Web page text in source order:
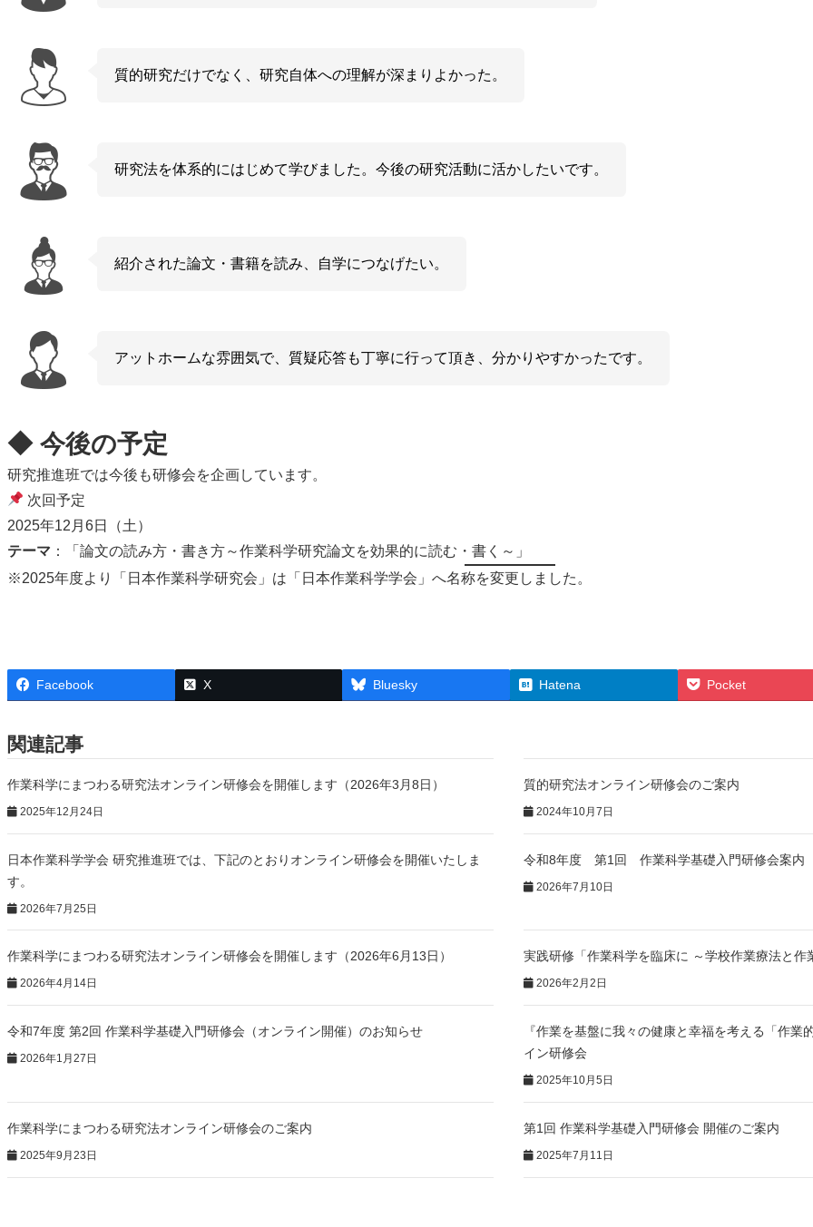
質的研究だけでなく、研究自体への理解が深まりよかった。
研究法を体系的にはじめて学びました。今後の研究活動に活かしたいです。
紹介された論文・書籍を読み、自学につなげたい。
アットホームな雰囲気で、質疑応答も丁寧に行って頂き、分かりやすかったです。
◆ 今後の予定
研究推進班では今後も研修会を企画しています。
次回予定
2025年12月6日（土）
テーマ ：「論文の読み方・書き方～作業科学研究論文を効果的に読む・書く～」
※2025年度より「日本作業科学研究会」は「日本作業科学学会」へ名称を変更しました。
Facebook X Bluesky Hatena Pocket
関連記事
作業科学にまつわる研究法オンライン研修会を開催します（2026年3月8日）
2025年12月24日
質的研究法オンライン研修会のご案内
2024年10月7日
日本作業科学学会 研究推進班では、下記のとおりオンライン研修会を開催いたしま
す。
2026年7月25日
令和8年度 第1回 作業科学基礎入門研修会案
2026年7月10日
作業科学にまつわる研究法オンライン研修会を開催します（2026年6月13日）
2026年4月14日
実践研修「作業科学を臨床に ～学校作業療法と作
2026年2月2日
令和7年度 第2回 作業科学基礎入門研修会（オンライン開催）のお知らせ
2026年1月27日
『作業を基盤に我々の健康と幸福を考える「作
イン研修会
2025年10月5日
作業科学にまつわる研究法オンライン研修会のご案内
2025年9月23日
第1回 作業科学基礎入門研修会 開催のご案内
2025年7月11日